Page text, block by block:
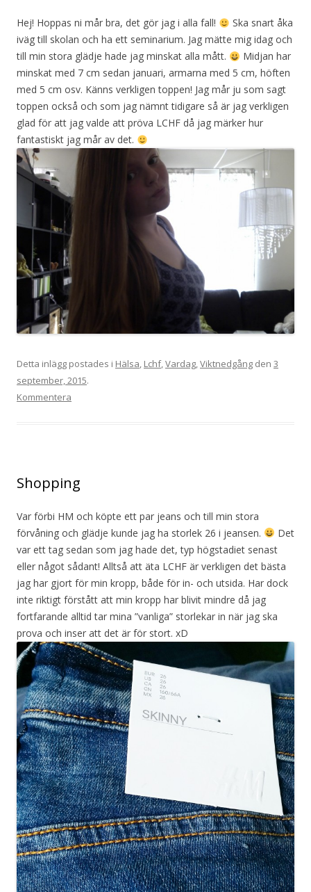
Hej! Hoppas ni mår bra, det gör jag i alla fall!
Ska snart åka
iväg till skolan och ha ett seminarium. Jag mätte mig idag och
till min stora glädje hade jag minskat alla mått.
Midjan har
minskat med 7 cm sedan januari, armarna med 5 cm, höften
med 5 cm osv. Känns verkligen toppen! Jag mår ju som sagt
toppen också och som jag nämnt tidigare så är jag verkligen
glad för att jag valde att pröva LCHF då jag märker hur
fantastiskt jag mår av det.
Detta inlägg postades i Hälsa, Lchf,Vardag,Viktnedgång den 3
september, 2015.
Kommentera
Shopping
Var förbi HM och köpte ett par jeans och till min stora
förvåning och glädje kunde jag ha storlek 26 i jeansen.
Det
var ett tag sedan som jag hade det, typ högstadiet senast
eller något sådant! Alltså att äta LCHF är verkligen det bästa
jag har gjort för min kropp, både för in- och utsida. Har dock
inte riktigt förstått att min kropp har blivit mindre då jag
fortfarande alltid tar mina ”vanliga” storlekar in när jag ska
prova och inser att det är för stort. xD